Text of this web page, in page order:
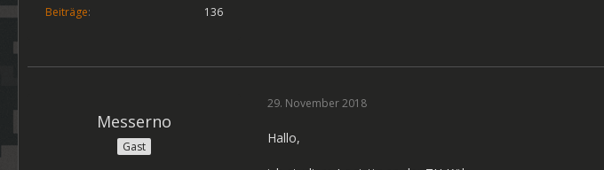
Beiträge
136
Messerno
Gast
29. November 2018
Hallo,